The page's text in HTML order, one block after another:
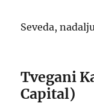
Seveda,
Tvegani
Capital)